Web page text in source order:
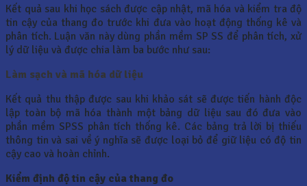
Kết quả sau khi học sách được cập nhật, mã hóa và kiểm tra độ
tin cậy của thang đo trước khi đưa vào hoạt động thống kê và
phân tích. Luận văn này dùng phần mềm SP SS để phân tích, xử
lý dữ liệu và được chia làm ba bước như sau:
Làm sạch và mã hóa dữ liệu
Kết quả thu thập được sau khi khảo sát sẽ được tiến hành độc
lập toàn bộ mã hóa thành một bảng dữ liệu sau đó đưa vào
phần mềm SPSS phân tích thống kê. Các bảng trả lời bị thiếu
thông tin và sai về ý nghĩa sẽ được loại bỏ để giữ liệu có độ tin
cậy cao và hoàn chỉnh.
Kiểm định độ tin cậy của thang đo